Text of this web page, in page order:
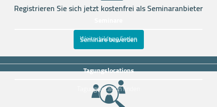
Registrieren Sie sich jetzt kostenfrei als Seminaranbieter
Seminare bewerben
Weiterbildung finden
Tagungslocations
Tagungslocation finden